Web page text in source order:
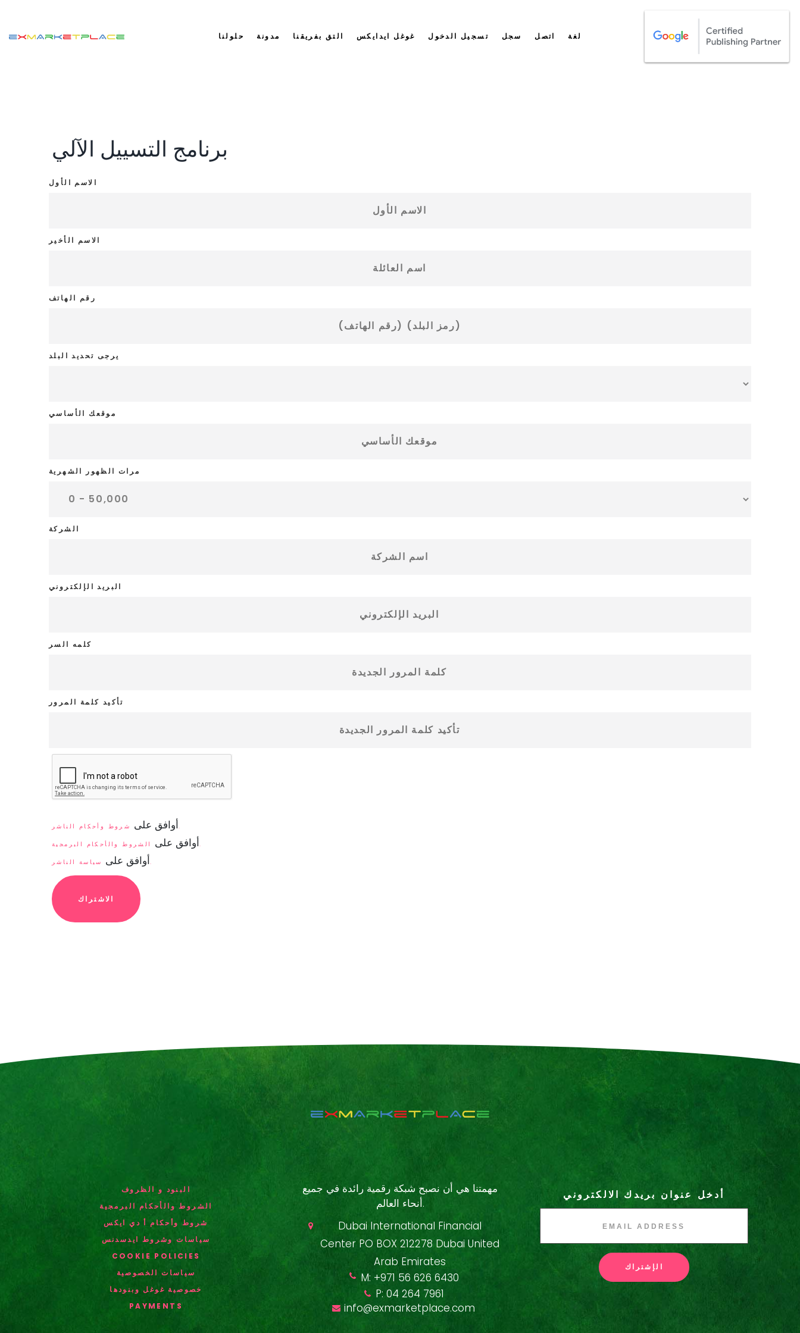
حلولنا مدونة التق بفريقنا غوغل ايدايكس تسجيل الدخول سجل اتصل لغة
برنامج التسييل الآلي
الاسم الأول
الاسم الأخير
رقم الهاتف
يرجى تحديد البلد
موقعك الأساسي
مرات الظهور الشهرية
الشركة
البريد الإلكتروني
كلمه السر
تأكيد كلمة المرور
أوافق علىشروط وأحكام الناشر.
أوافق علىالشروط والأحكام البرمجية.
أوافق علىسياسة الناشر.
الاشتراك
البنود و الظروف
الشروط والأحكام البرمجية
شروط وأحكام أ دي ايكس
سياسات وشروط ايدسدنس
COOKIE POLICIES
سياسات الخصوصية
خصوصية غوغل وبنودها
PAYMENTS
مهمتنا هي أن نصبح شبكة رقمية رائدة في جميع
أنحاء العالم.
Dubai International Financial
Center PO BOX 212278 Dubai United
Arab Emirates
M: +971 56 626 6430
P: 04 264 7961
info@exmarketplace.com
أدخل عنوان بريدك الالكتروني